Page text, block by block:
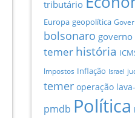
tributário
Europa geopolítica
bolsonaro governo
temer história
Impostos Inflação Israel
temer operação
pmdb Política